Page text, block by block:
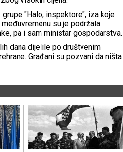
"Halo, inspektore", iza koje
su je podržala
pa i sam ministar gospodarstva.
dana dijelile po društvenim
Građani su pozvani da ništa